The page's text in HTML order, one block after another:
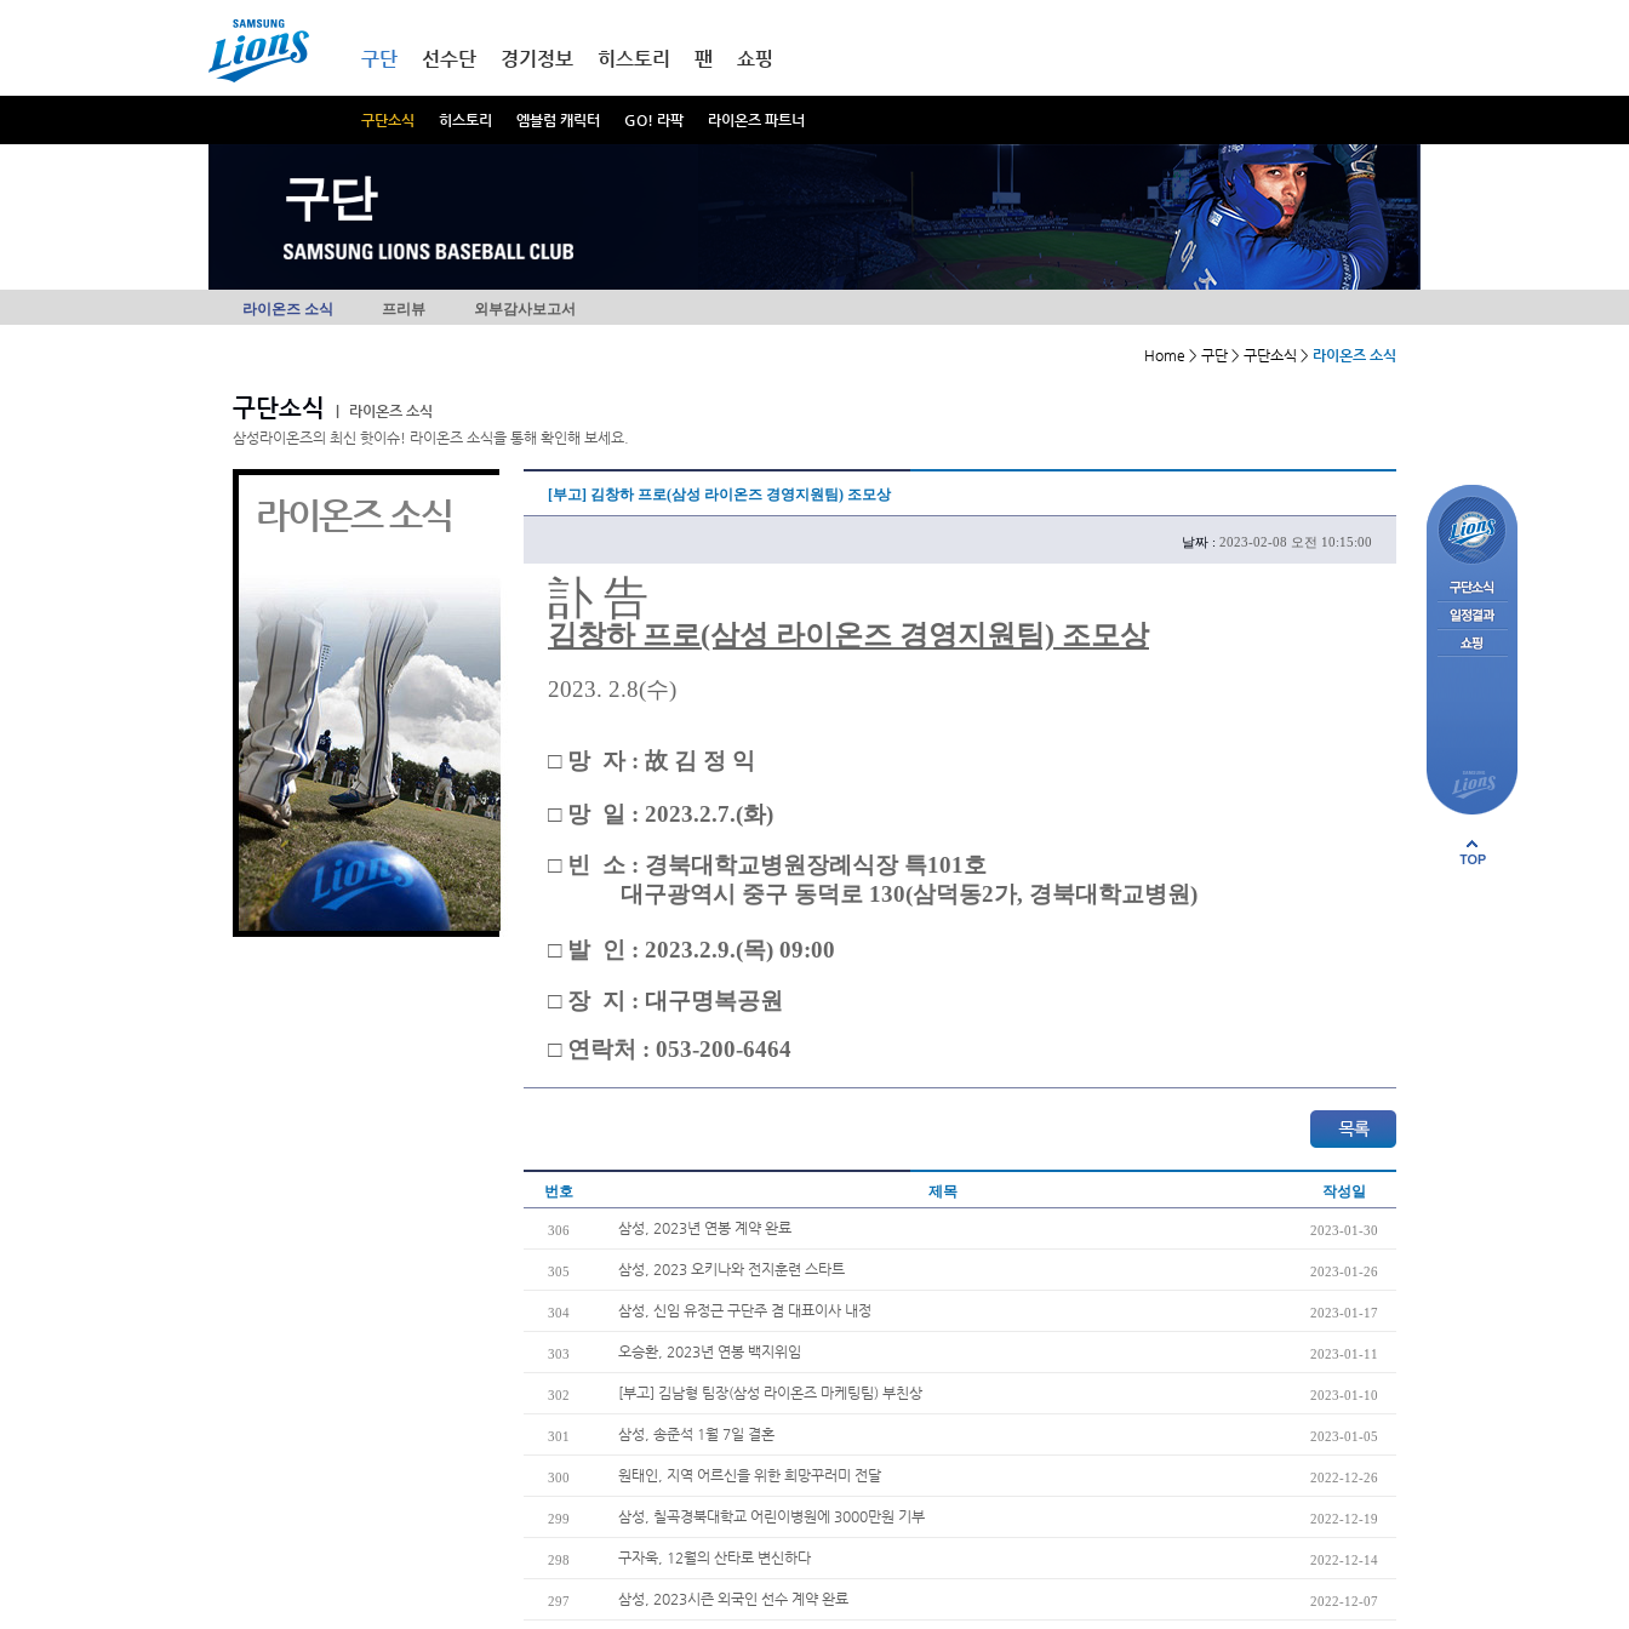
구단
구단소식 히스토리 엠블럼 캐릭터 GO! 라팍 라이온즈 파트너
선수단 경기정보 히스토리 팬 쇼핑
구단
라이온즈 소식 프리뷰 외부감사보고서
Home > 구단 > 구단소식 > 라이온즈 소식
구단소식
라이온즈 소식
삼성라이온즈의 최신 핫이슈! 라이온즈 소식을 통해 확인해 보세요.
라이온즈 소식 [부고] 김창하 프로(삼성 라이온즈 경영지원팀) 조모상
날짜 : 2023-02-08 오전 10:15:00
訃 告
김창하 프로(삼성 라이온즈 경영지원팀) 조모상
2023. 2.8(수)
□ 망 자 : 故 김 정 익
□ 망 일 : 2023.2.7.(화)
□ 빈 소 : 경북대학교병원장례식장 특101호
대구광역시 중구 동덕로 130(삼덕동2가, 경북대학교병원)
□ 발 인 : 2023.2.9.(목) 09:00
□ 장 지 : 대구명복공원
□ 연락처 : 053-200-6464
번호 제목 작성일
306 삼성, 2023년 연봉 계약 완료 2023-01-30
305 삼성, 2023 오키나와 전지훈련 스타트 2023-01-26
304 삼성, 신임 유정근 구단주 겸 대표이사 내정 2023-01-17
303 오승환, 2023년 연봉 백지위임 2023-01-11
302 [부고] 김남형 팀장(삼성 라이온즈 마케팅팀) 부친상 2023-01-10
301 삼성, 송준석 1월 7일 결혼 2023-01-05
300 원태인, 지역 어르신을 위한 희망꾸러미 전달 2022-12-26
299 삼성, 칠곡경북대학교 어린이병원에 3000만원 기부 2022-12-19
298 구자욱, 12월의 산타로 변신하다 2022-12-14
297 삼성, 2023시즌 외국인 선수 계약 완료 2022-12-07